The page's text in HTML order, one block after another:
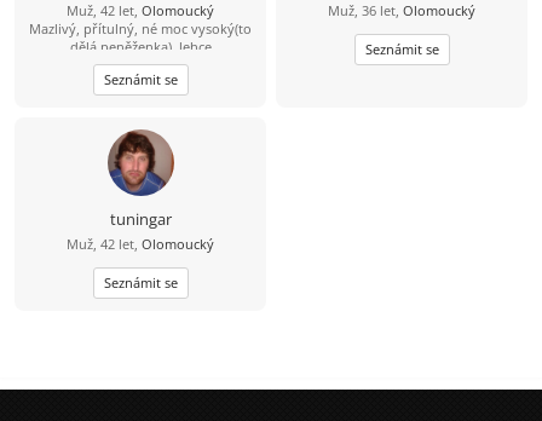
Muž, 42 let, Olomoucký
Mazlivý, přítulný, né moc vysoký(to
dělá peněženka), lehce
opotřebovaný, ale v dobrém
stavu.Bez známek rzi.S lehce
zamrzlým úsměvem, doplněným
rády objímají.Lesembloudič,
přírodofil(až na klíštata a komáry),
kutil technický všestranný,
nemrava(za mlada), nekuřák (jen si
nechávám), nepiják(vyjímečně
společně víno a někdy někomu
krev), autoturista, fotoblikač,
bylinkář, kuchtík, záhadolovec,
hvězdočumil...A pokud jsi přečetla
těch pár řádku, tak už víš, že hledám
Seznámit se
Muž, 36 let, Olomoucký
Seznámit se
tuningar
Muž, 42 let, Olomoucký
Seznámit se